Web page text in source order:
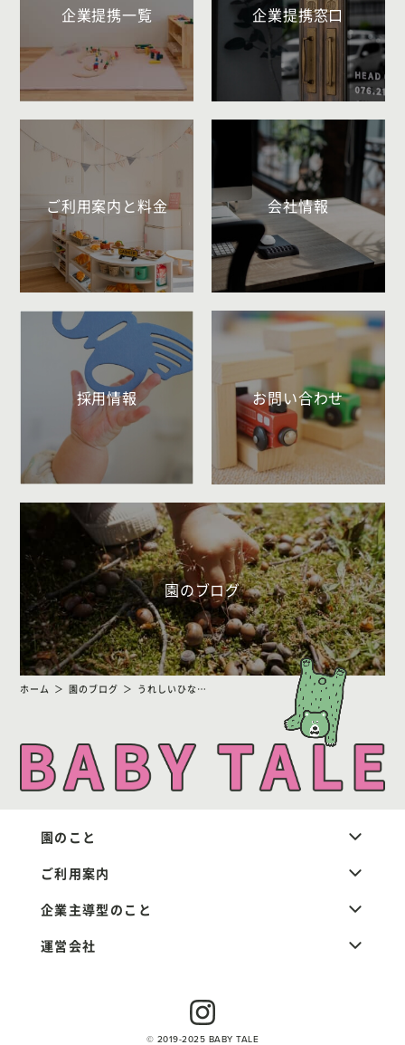
企業提携一覧 企業提携窓口
ご利用案内と料金 会社情報
採用情報 お問い合わせ
園のブログ
ホーム 園のブログ うれしいひなまつり
園のこと
ご利用案内
企業主導型のこと
運営会社
© 2019-2025 BABY TALE